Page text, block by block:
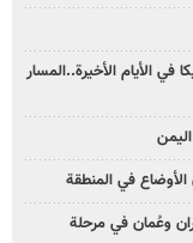
الأيام الأخيرة..المسار
الأوضاع في المنطقة
وعُمان في مرحلة